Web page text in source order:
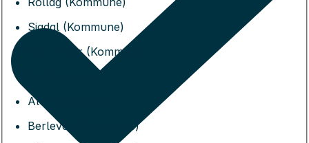
Sigdal (Kommune)
Øvre Eiker (Kommune)
Alta (Kommune)
Berlevåg (Kommune)